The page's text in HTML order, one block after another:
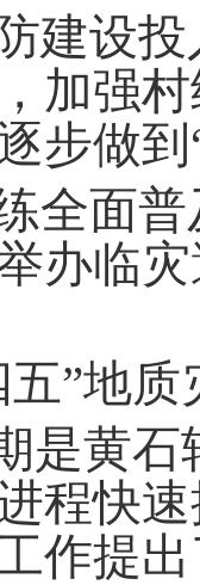
建设
加强
步做到
全面
办临
五”地
是黄石
程快
作提